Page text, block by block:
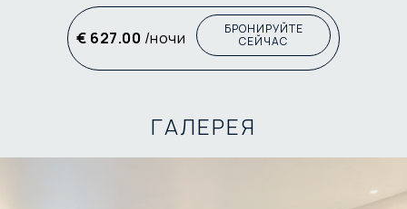
€ 627.00 /ночи
БРОНИРУЙТЕ
СЕЙЧАС
ГАЛЕРЕЯ